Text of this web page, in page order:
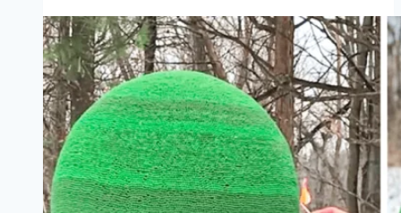
мої
очікування”
Украинка
с
большими
скулами
похвасталась
результатом